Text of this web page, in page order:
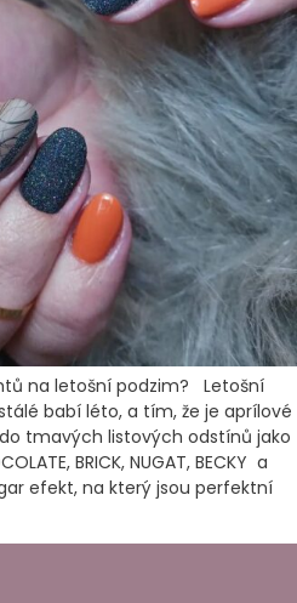
na letošní podzim? Letošní
babí léto, a tím, že je aprílové
tmavých listových odstínů jako
BRICK, NUGAT, BECKY a
efekt, na který jsou perfektní